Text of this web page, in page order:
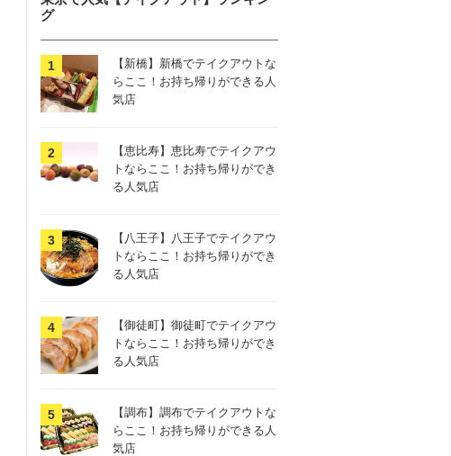
グ
【新橋】新橋でテイクアウトな
らここ！お持ち帰りができる人
気店
【恵比寿】恵比寿でテイクアウ
トならここ！お持ち帰りができ
る人気店
【八王子】八王子でテイクアウ
トならここ！お持ち帰りができ
る人気店
【御徒町】御徒町でテイクアウ
トならここ！お持ち帰りができ
る人気店
【調布】調布でテイクアウトな
らここ！お持ち帰りができる人
気店